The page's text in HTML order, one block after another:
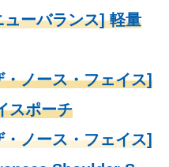
ューバランス] 軽量
・ノース・フェイス]
スポーチ
・ノース・フェイス]